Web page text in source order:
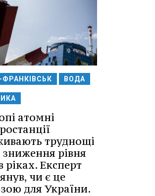
ФРАНКІВСЬК ВОДА
атомні
труднощі
зниження рівня
ріках. Експерт
чи є це
для України.